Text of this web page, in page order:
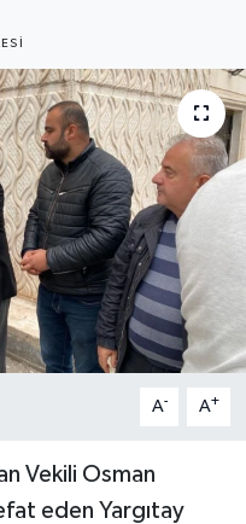
A- A+
Vekili Osman
eden Yargıtay